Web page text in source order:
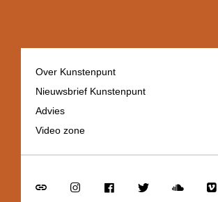
Footer
navigation
Over Kunstenpunt
Nieuwsbrief Kunstenpunt
Advies
Video zone
Go Go Go Go Go